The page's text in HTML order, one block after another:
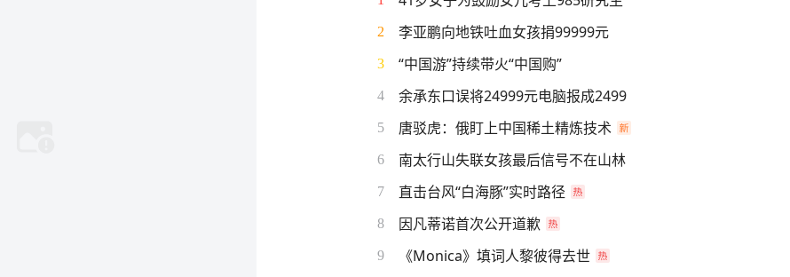
2 李亚鹏向地铁吐血女孩捐99999元
3 “中国游”持续带火“中国购”
4 余承东口误将24999元电脑报成2499
5 唐驳虎：俄盯上中国稀土精炼技术
6 南太行山失联女孩最后信号不在山林
7 直击台风“白海豚”实时路径
8 因凡蒂诺首次公开道歉
9 《Monica》填词人黎彼得去世